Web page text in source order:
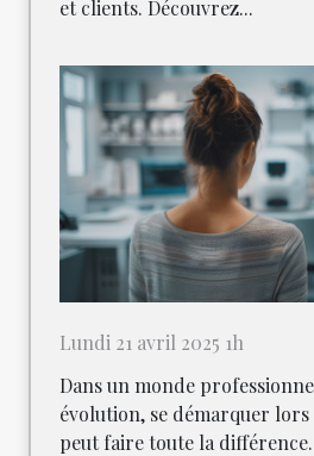
et clients. Découvrez...
Lundi 21 avril 2025 1h
Dans un monde
évolution, se démarquer lors
peut faire toute la